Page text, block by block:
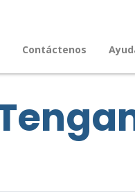
Contáctenos